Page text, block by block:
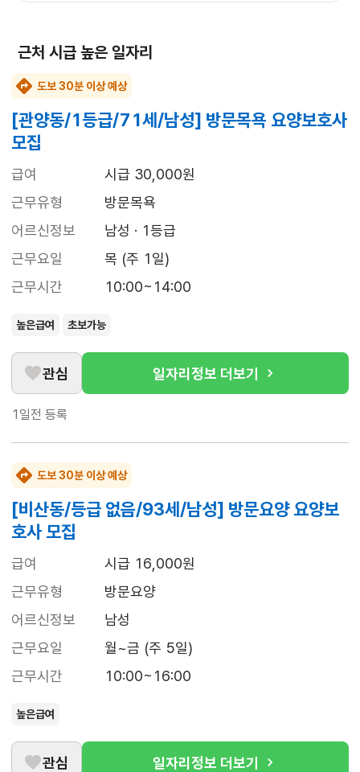
근처 시급 높은 일자리
도보 30분 이상 예상
[관양동/1등급/71세/남성] 방문목욕 요양보호사
모집
급여
시급 30,000원
근무유형
방문목욕
어르신정보
남성 · 1등급
근무요일
목 (주 1일)
근무시간
10:00~14:00
높은급여 초보가능
관심 일자리정보 더보기
1일전 등록
도보 30분 이상 예상
[비산동/등급 없음/93세/남성] 방문요양 요양보
호사 모집
급여
시급 16,000원
근무유형
방문요양
어르신정보
남성
근무요일
월~금 (주 5일)
근무시간
10:00~16:00
높은급여
관심 일자리정보 더보기